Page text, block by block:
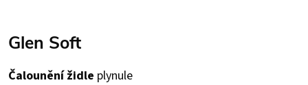
Glen Soft
Čalounění židle plynule